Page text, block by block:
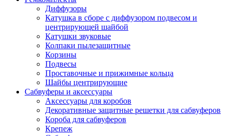
Диффузоры
Катушка в сборе с диффузором подвесом и
центрирующей шайбой
Катушки звуковые
Колпаки пылезащитные
Корзины
Подвесы
Проставочные и прижимные кольца
Шайбы центрирующие
Сабвуферы и аксессуары
Аксессуары для коробов
Декоративные защитные решетки для сабвуферов
Короба для сабвуферов
Крепеж